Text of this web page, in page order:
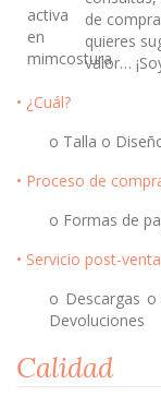
de
quieres
valor…
• ¿Cuál?
o Talla o
• Proceso de
o Formas de
• Servicio post-venta
o Descargas
Devoluciones
Calidad